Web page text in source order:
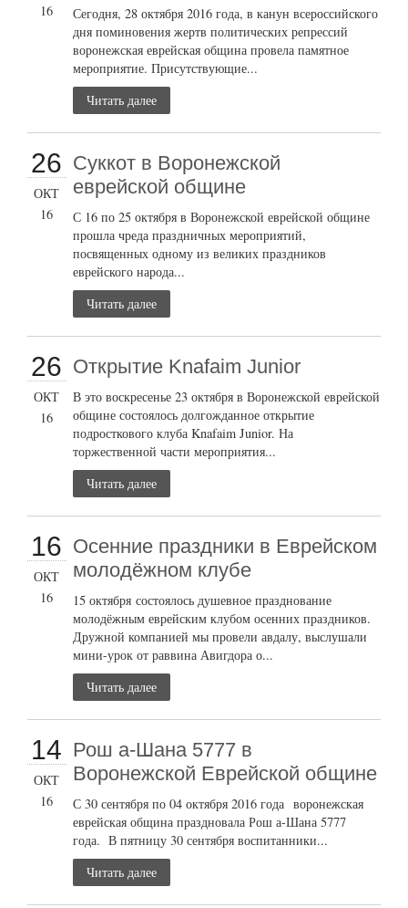
16
Сегодня, 28 октября 2016 года, в канун всероссийского
дня поминовения жертв политических репрессий
воронежская еврейская община провела памятное
мероприятие. Присутствующие...
Читать далее
26
ОКТ
16
Суккот в Воронежской
еврейской общине
С 16 по 25 октября в Воронежской еврейской общине
прошла чреда праздничных мероприятий,
посвященных одному из великих праздников
еврейского народа...
Читать далее
26
ОКТ
16
Открытие Knafaim Junior
В это воскресенье 23 октября в Воронежской еврейской
общине состоялось долгожданное открытие
подросткового клуба Knafaim Junior. На
торжественной части мероприятия...
Читать далее
16
ОКТ
16
Осенние праздники в Еврейском
молодёжном клубе
15 октября состоялось душевное празднование
молодёжным еврейским клубом осенних праздников.
Дружной компанией мы провели авдалу, выслушали
мини-урок от раввина Авигдора о...
Читать далее
14
ОКТ
16
Рош а-Шана 5777 в
Воронежской Еврейской общине
С 30 сентября по 04 октября 2016 года воронежская
еврейская община праздновала Рош а-Шана 5777
года. В пятницу 30 сентября воспитанники...
Читать далее